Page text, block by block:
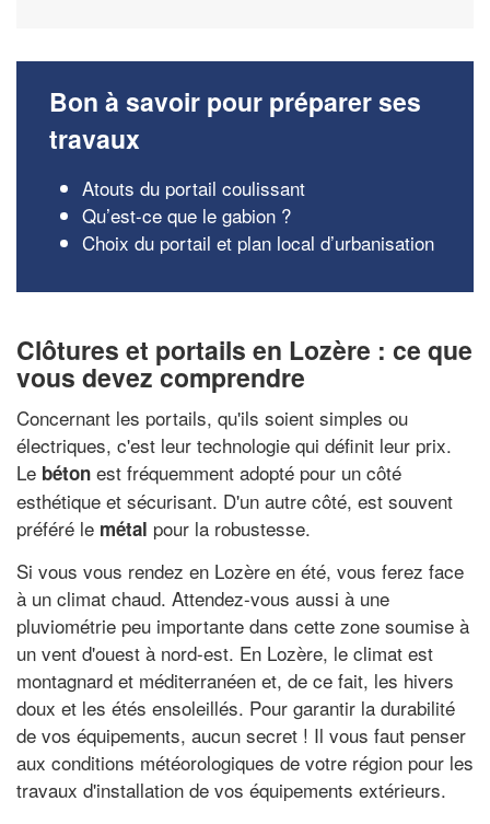
Bon à savoir pour préparer ses
travaux
Atouts du portail coulissant
Qu’est-ce que le gabion ?
Choix du portail et plan local d’urbanisation
Clôtures et portails en Lozère : ce que
vous devez comprendre
Concernant les portails, qu'ils soient simples ou
électriques, c'est leur technologie qui définit leur prix.
Le béton est fréquemment adopté pour un côté
esthétique et sécurisant. D'un autre côté, est souvent
préféré le métal pour la robustesse.
Si vous vous rendez en Lozère en été, vous ferez face
à un climat chaud. Attendez-vous aussi à une
pluviométrie peu importante dans cette zone soumise à
un vent d'ouest à nord-est. En Lozère, le climat est
montagnard et méditerranéen et, de ce fait, les hivers
doux et les étés ensoleillés. Pour garantir la durabilité
de vos équipements, aucun secret ! Il vous faut penser
aux conditions météorologiques de votre région pour les
travaux d'installation de vos équipements extérieurs.